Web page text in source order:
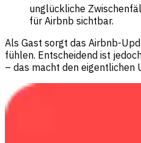
unglückliche
für Airbnb sichtbar.
Als Gast sorgt das Airbnb-
fühlen. Entscheidend ist
– das macht den eigentlichen